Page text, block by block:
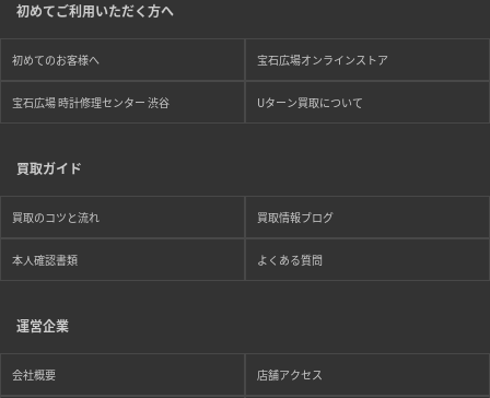
初めてご利用いただく方へ
初めてのお客様へ 宝石広場オンラインストア
宝石広場 時計修理センター 渋谷 Uターン買取について
買取ガイド
買取のコツと流れ 買取情報ブログ
本人確認書類 よくある質問
運営企業
会社概要 店舗アクセス